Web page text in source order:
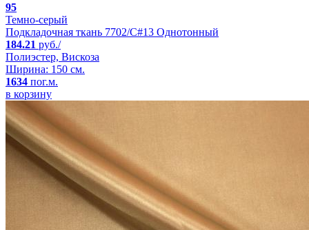
95
Темно-серый
Подкладочная ткань 7702/C#13 Однотонный
184.21 руб./
Полиэстер, Вискоза
Ширина: 150 см.
1634 пог.м.
в корзину